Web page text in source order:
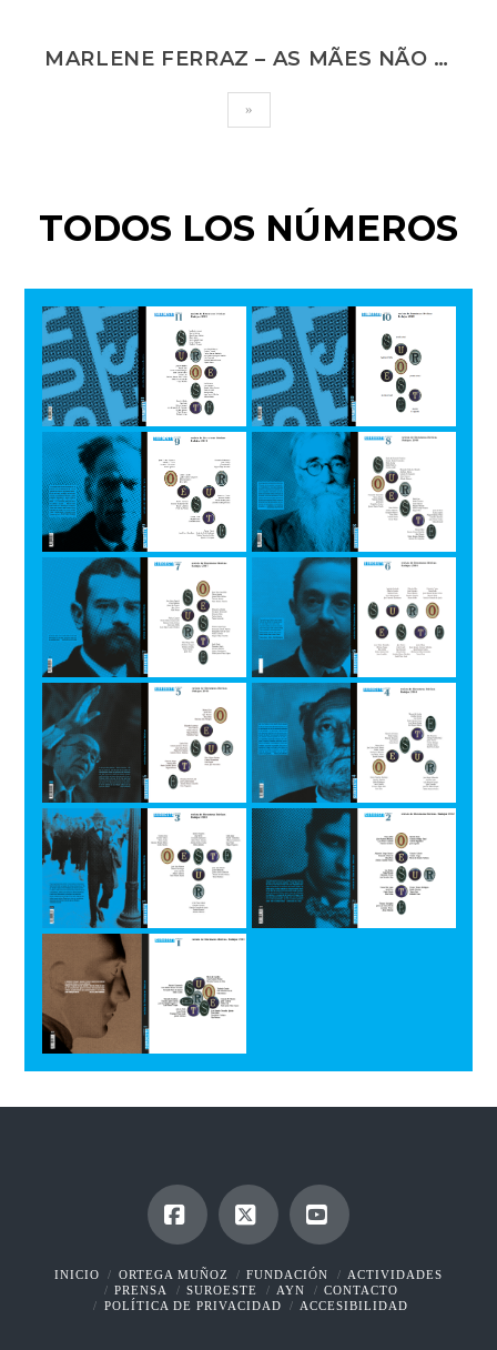
MARLENE FERRAZ – AS MÃES NÃO FLUTUAM
»
TODOS LOS NÚMEROS
Nº 11
PortadaSuroeste
Nº 10
PortadaSuroeste
Nº 9
PortadaSuroeste
Nº 8
PortadaSuroeste
Nº 7
PortadaSuroeste
Nº 6
PortadaSuroeste
Nº 5
PortadaSuroeste
Nº 4
PortadaSuroeste
Nº 3
PortadaSuroeste
Nº 2
PortadaSuroeste
Nº 1
PortadaSuroeste
Facebook
X YouTube
INICIO ORTEGA MUÑOZ FUNDACIÓN
ACTIVIDADES
PRENSA
SUROESTE AYN
CONTACTO
POLÍTICA DE PRIVACIDAD
ACCESIBILIDAD